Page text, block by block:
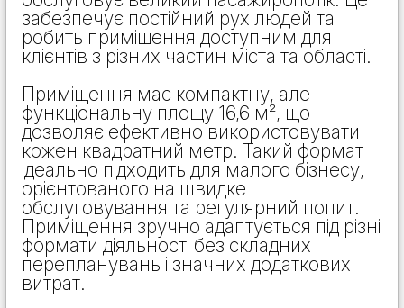
забезпечує постійний рух людей та
робить приміщення доступним для
клієнтів з різних частин міста та області.
Приміщення має компактну, але
функціональну площу 16,6 м², що
дозволяє ефективно використовувати
кожен квадратний метр. Такий формат
ідеально підходить для малого бізнесу,
орієнтованого на швидке
обслуговування та регулярний попит.
Приміщення зручно адаптується під різні
формати діяльності без складних
перепланувань і значних додаткових
витрат.